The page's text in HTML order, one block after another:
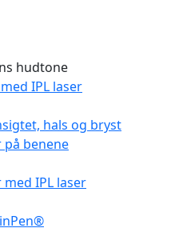
hudtone
IPL laser
hals og bryst
benene
IPL laser